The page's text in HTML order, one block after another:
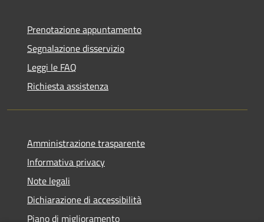
Prenotazione appuntamento
Segnalazione disservizio
Leggi le FAQ
Richiesta assistenza
Amministrazione trasparente
Informativa privacy
Note legali
Dichiarazione di accessibilità
Piano di miglioramento